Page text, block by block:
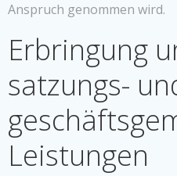
Anspruch genommen wird.
Erbringung
satzungs-
Leistungen